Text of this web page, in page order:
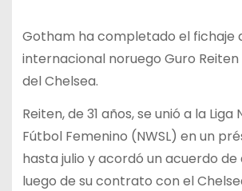
Gotham ha completado el fichaje
internacional noruego Guro
del Chelsea.
Reiten, de 31 años, se unió a la Liga
Fútbol Femenino (NWSL) en un
hasta julio y acordó un acuerdo
luego de su contrato con el